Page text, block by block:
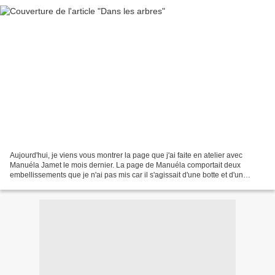
Aujourd'hui, je viens vous montrer la page que j'ai faite en atelier avec
Manuéla Jamet le mois dernier. La page de Manuéla comportait deux
embellissements que je n'ai pas mis car il s'agissait d'une botte et d'un